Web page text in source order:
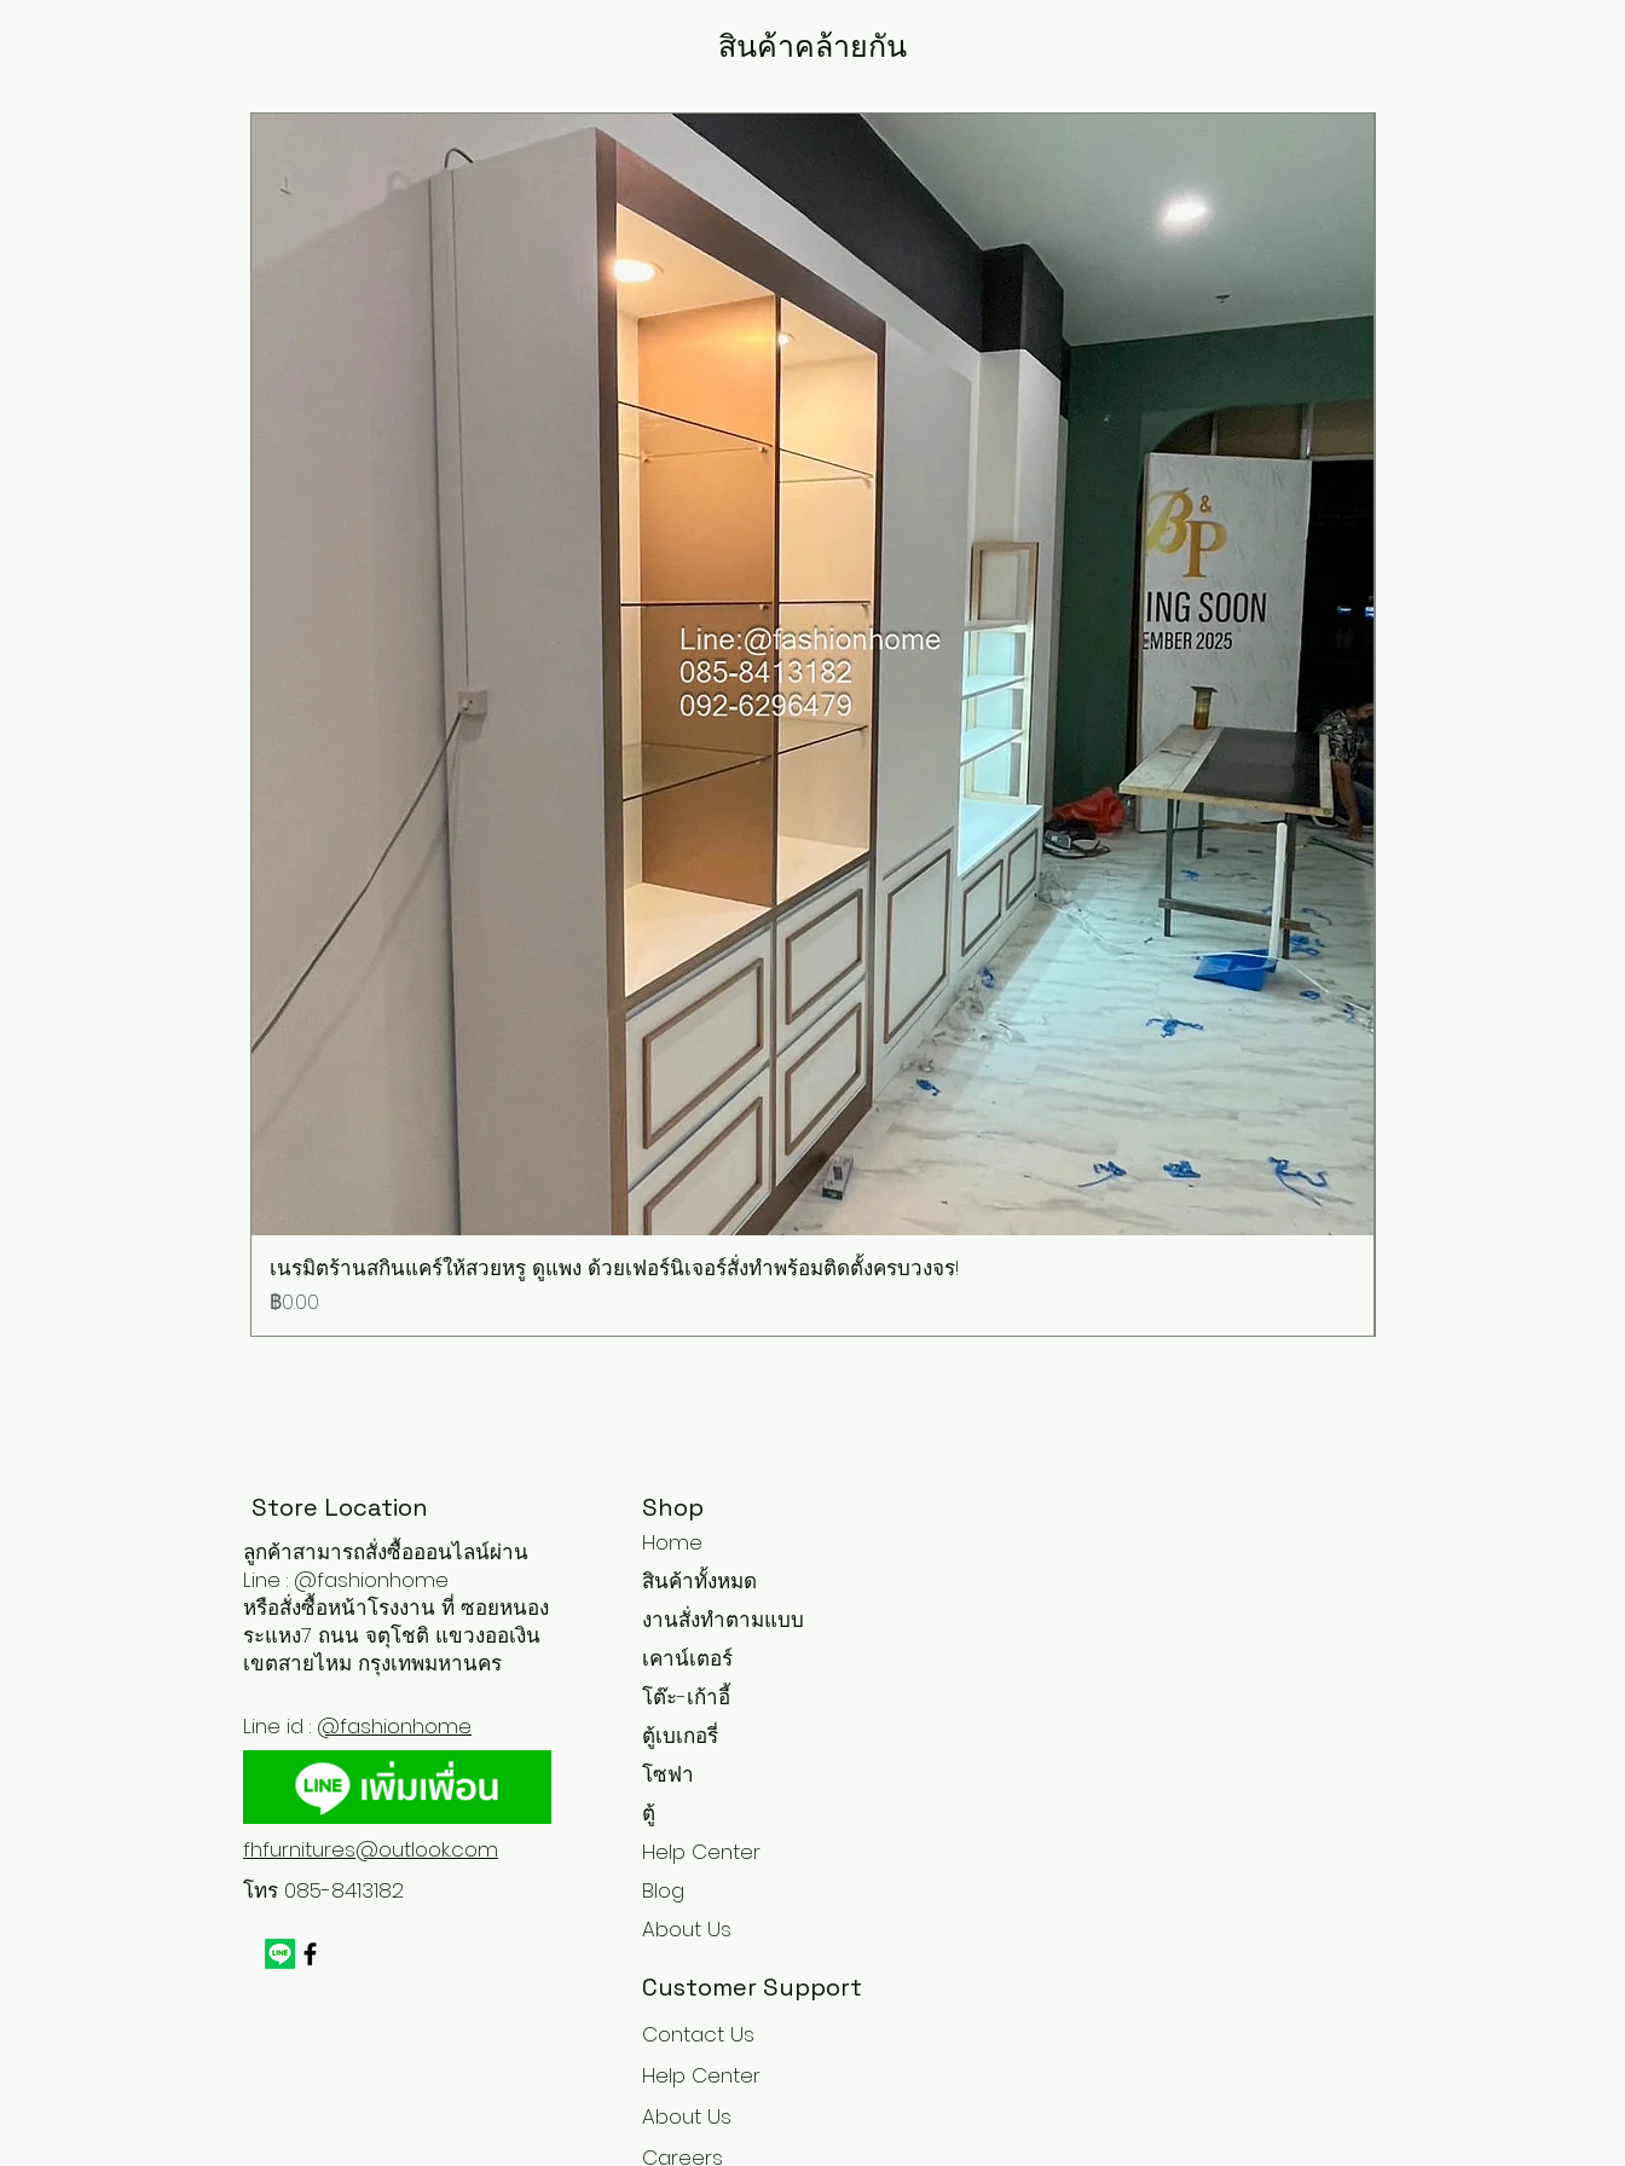
สินค้าคล้ายกัน
เนรมิตร้านสกินแคร์ให้สวยหรู ดูแพง ด้วยเฟอร์นิเจอร์สั่งทำพร้อมติดตั้งครบวงจร!
ราคา
฿0.00
Store Location
ลูกค้าสามารถสั่งซื้อออนไลน์ผ่าน
Line : @fashionhome
หรือสั่งซื้อหน้าโรงงาน ที่ ซอยหนอง
ระแหง7 ถนน จตุโชติ แขวงออเงิน
เขตสายไหม กรุงเทพมหานคร
Line id : @fashionhome
fhfurnitures@outlook.com
โทร 085-8413182
Shop
Home
สินค้าทั้งหมด
งานสั่งทำตามแบบ
เคาน์เตอร์
โต๊ะ-เก้าอี้
ตู้เบเกอรี่
โซฟา
ตู้
Help Center
Blog
About Us
Customer Support
Contact Us
Help Center
About Us
Careers